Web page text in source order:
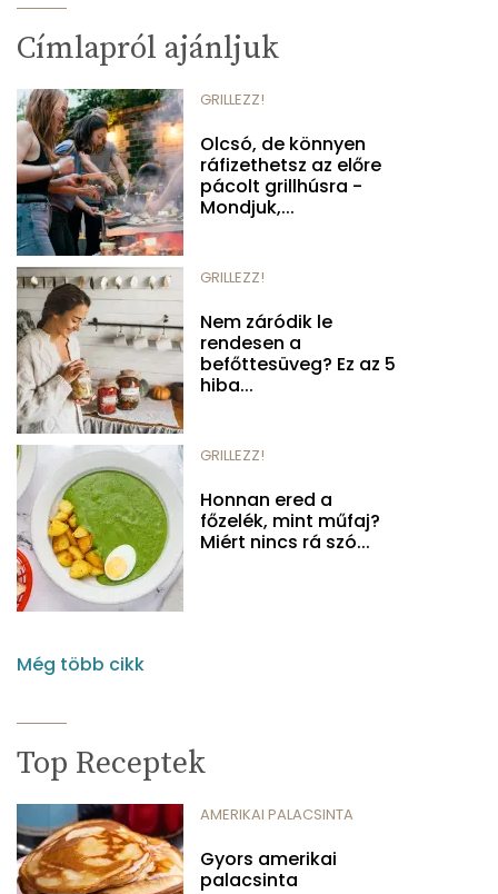
Címlapról ajánljuk
GRILLEZZ!
Olcsó, de könnyen
ráfizethetsz az előre
pácolt grillhúsra -
Mondjuk,...
GRILLEZZ!
Nem záródik le
rendesen a
befőttesüveg? Ez az 5
hiba...
GRILLEZZ!
Honnan ered a
főzelék, mint műfaj?
Miért nincs rá szó...
Még több cikk
Top Receptek
AMERIKAI PALACSINTA
Gyors amerikai
palacsinta